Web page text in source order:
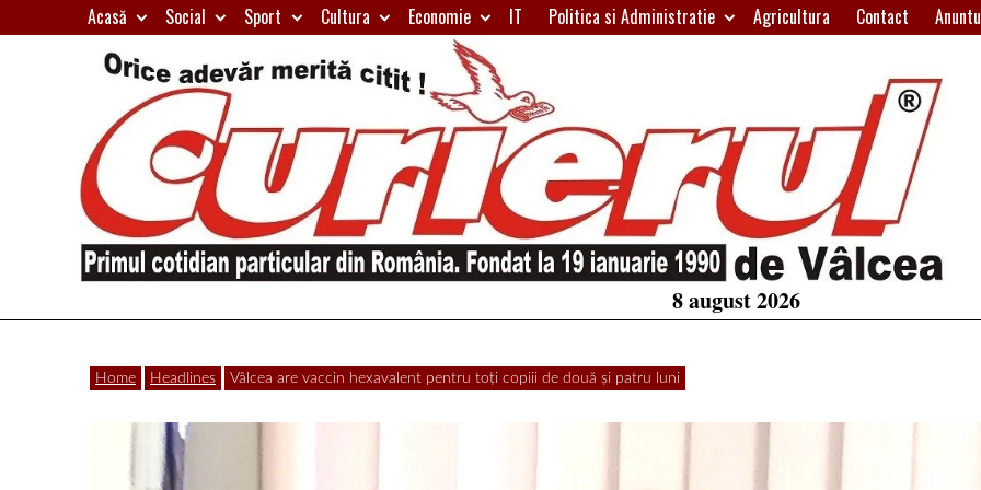
to
Acasă Social Sport Cultura Economie IT Politica si Administratie Agricultura Contact
Curierul
de
Primul
particular
România
8 august 2026
Home Headlines Vâlcea are vaccin hexavalent pentru toți copiii de două și patru luni